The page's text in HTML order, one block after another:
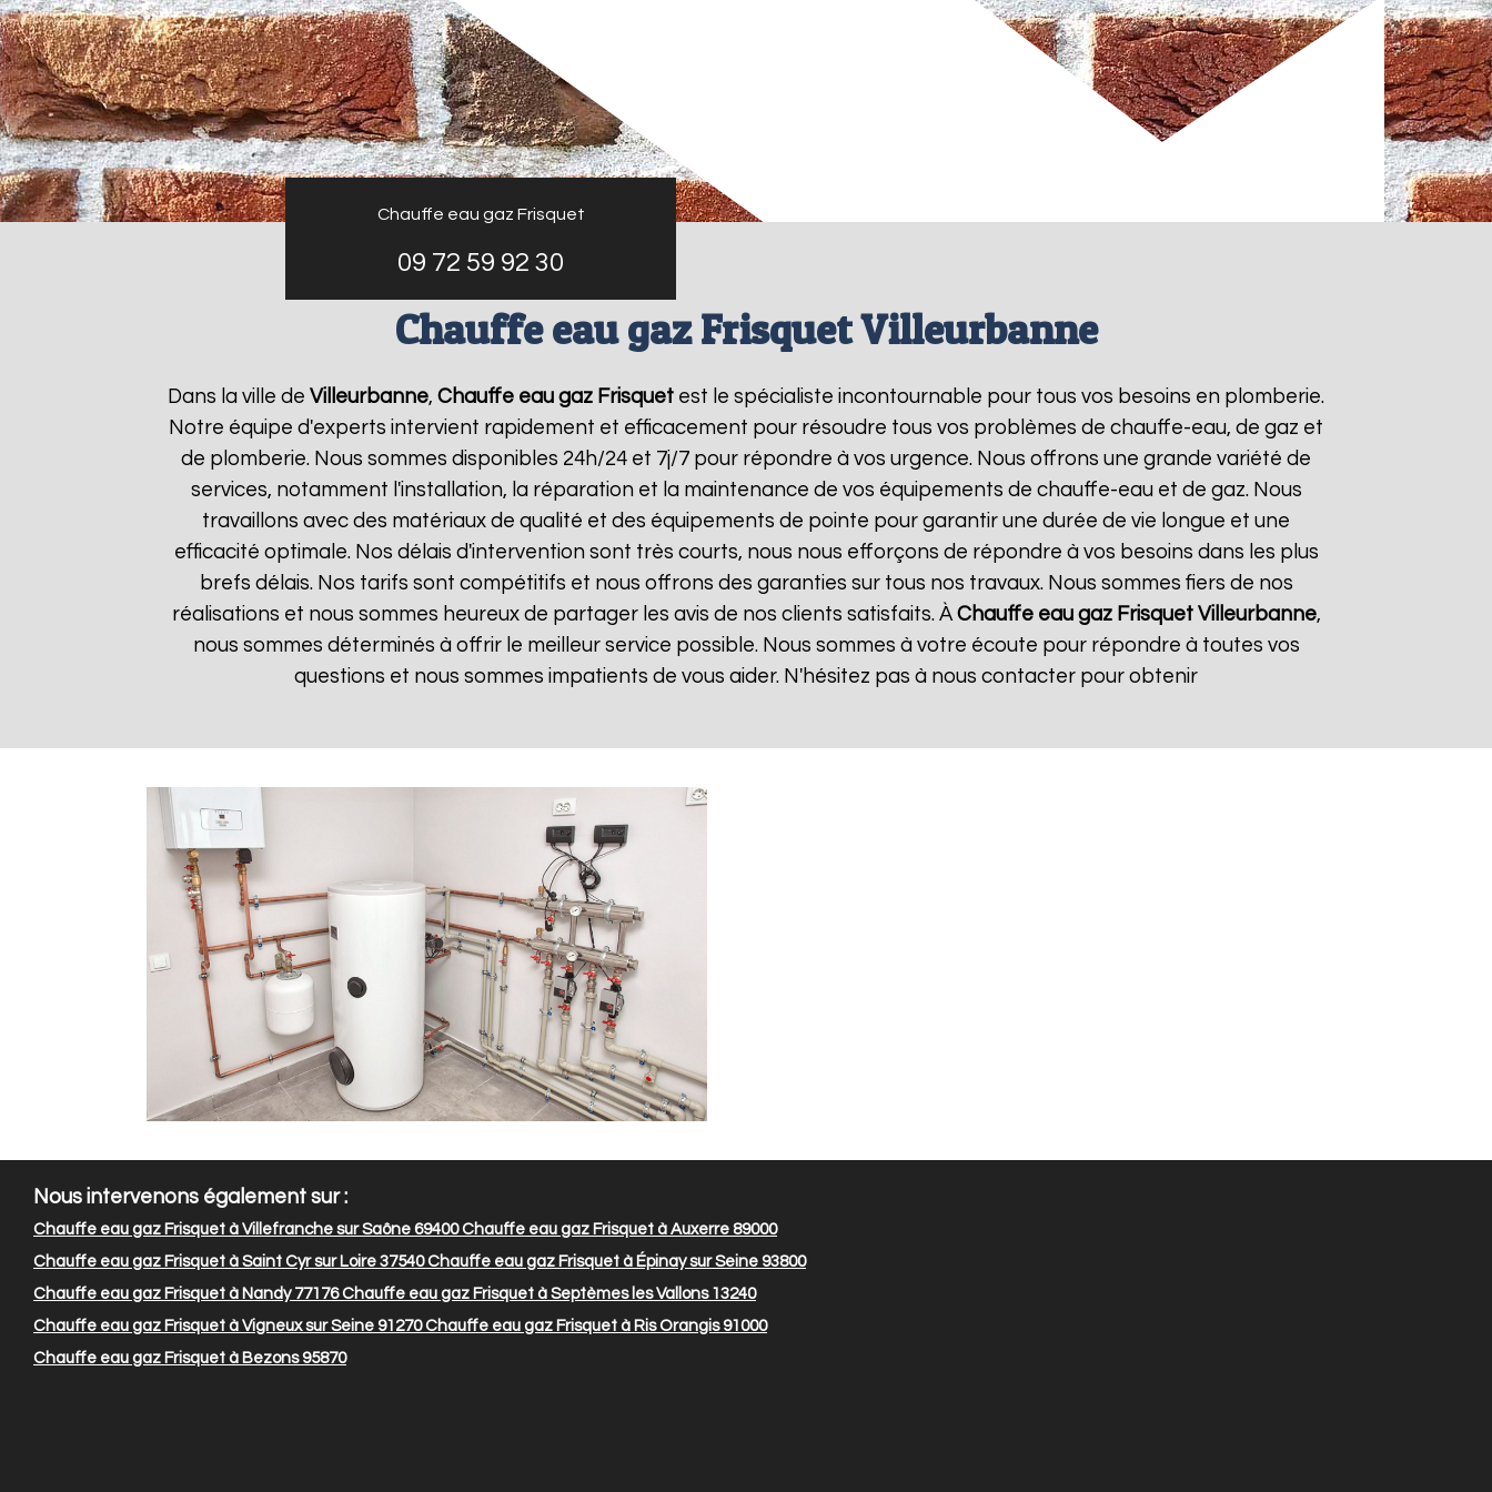
Chauffe eau gaz Frisquet
09 72 59 92 30
Chauffe eau gaz Frisquet Villeurbanne
Dans la ville de Villeurbanne, Chauffe eau gaz Frisquet est le spécialiste incontournable pour tous vos besoins en plomberie.
Notre équipe d'experts intervient rapidement et efficacement pour résoudre tous vos problèmes de chauffe-eau, de gaz et
de plomberie. Nous sommes disponibles 24h/24 et 7j/7 pour répondre à vos urgence. Nous offrons une grande variété de
services, notamment l'installation, la réparation et la maintenance de vos équipements de chauffe-eau et de gaz. Nous
travaillons avec des matériaux de qualité et des équipements de pointe pour garantir une durée de vie longue et une
efficacité optimale. Nos délais d'intervention sont très courts, nous nous efforçons de répondre à vos besoins dans les plus
brefs délais. Nos tarifs sont compétitifs et nous offrons des garanties sur tous nos travaux. Nous sommes fiers de nos
réalisations et nous sommes heureux de partager les avis de nos clients satisfaits. ÀChauffe eau gaz Frisquet Villeurbanne,
nous sommes déterminés à offrir le meilleur service possible. Nous sommes à votre écoute pour répondre à toutes vos
questions et nous sommes impatients de vous aider. N'hésitez pas à nous contacter pour obtenir
Nous intervenons également sur :
Chauffe eau gaz Frisquet à Villefranche sur Saône 69400Chauffe eau gaz Frisquet à Auxerre 89000
Chauffe eau gaz Frisquet à Saint Cyr sur Loire 37540Chauffe eau gaz Frisquet à Épinay sur Seine 93800
Chauffe eau gaz Frisquet à Nandy 77176Chauffe eau gaz Frisquet à Septèmes les Vallons 13240
Chauffe eau gaz Frisquet à Vigneux sur Seine 91270Chauffe eau gaz Frisquet à Ris Orangis 91000
Chauffe eau gaz Frisquet à Bezons 95870